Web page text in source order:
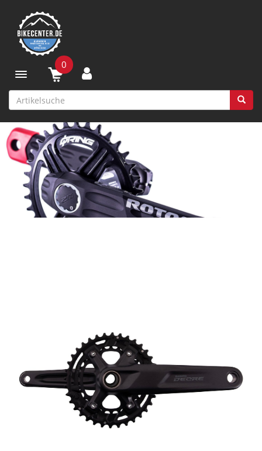
Toggle navigation
0